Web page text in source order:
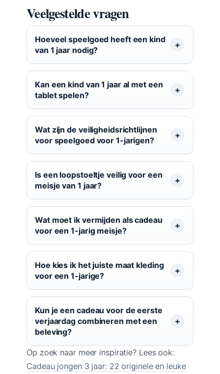
Veelgestelde vragen
Hoeveel speelgoed heeft een kind
van 1 jaar nodig?
Kan een kind van 1 jaar al met een
tablet spelen?
Wat zijn de veiligheidsrichtlijnen
voor speelgoed voor 1-jarigen?
Is een loopstoeltje veilig voor een
meisje van 1 jaar?
Wat moet ik vermijden als cadeau
voor een 1-jarig meisje?
Hoe kies ik het juiste maat kleding
voor een 1-jarige?
Kun je een cadeau voor de eerste
verjaardag combineren met een
beleving?
Op zoek naar meer inspiratie? Lees ook:
Cadeau jongen 3 jaar: 22 originele en leuke